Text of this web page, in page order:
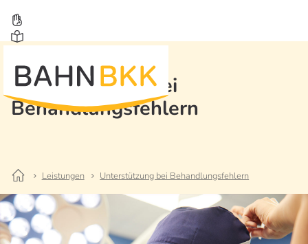
Unterstützung bei
Behandlungsfehlern
Leistungen Unterstützung bei Behandlungsfehlern